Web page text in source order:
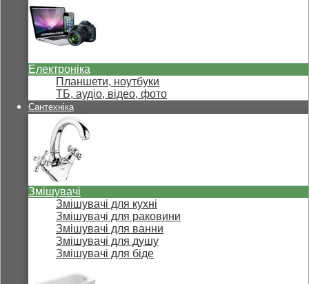
Електроніка
Планшети, ноутбуки
ТБ, аудіо, відео, фото
Сантехніка
Змішувачі
Змішувачі для кухні
Змішувачі для раковини
Змішувачі для ванни
Змішувачі для душу
Змішувачі для біде